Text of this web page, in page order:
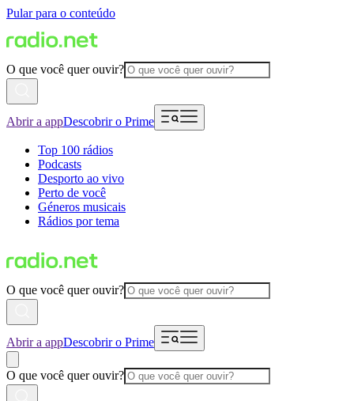
Pular para o conteúdo
O que você quer ouvir?
Abrir a appDescobrir o Prime
Top 100 rádios
Podcasts
Desporto ao vivo
Perto de você
Géneros musicais
Rádios por tema
O que você quer ouvir?
Abrir a appDescobrir o Prime
O que você quer ouvir?